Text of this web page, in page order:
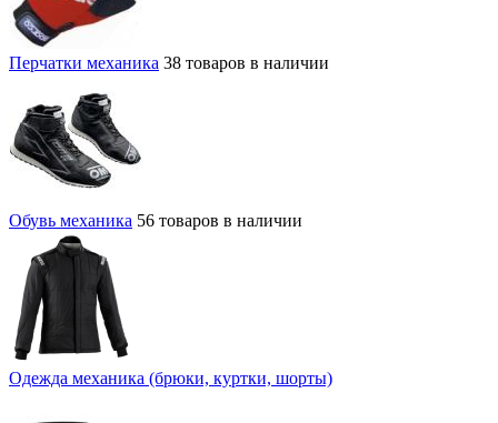
Перчатки механика 38 товаров в наличии
Обувь механика 56 товаров в наличии
Одежда механика (брюки, куртки, шорты)